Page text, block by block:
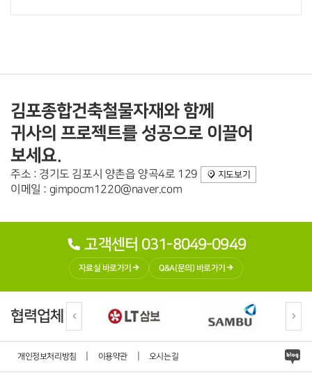
김포종합건축철물자재와 함께
귀사의 프로젝트를 성공으로 이끌어
보세요.
주소 : 경기도 김포시 양촌읍 양곡4로 129 지도보기
이메일 : gimpocm1220@naver.com
고객센터 031-8049-0949
자료실 바로가기 Q&A(문의) 바로가기
협력업체
개인정보처리방침 이용약관 오시는길